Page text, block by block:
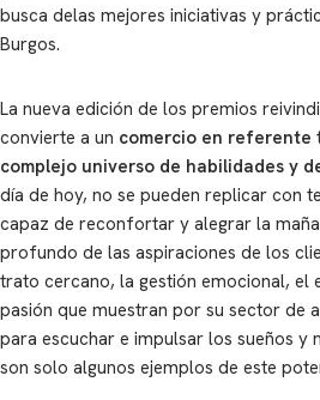
busca delas mejores iniciativas y
Burgos.
La nueva edición de los premios
convierte a un comercio en referente
complejo universo de habilidades y
día de hoy, no se pueden replicar con
capaz de reconfortar y alegrar la
profundo de las aspiraciones de los
trato cercano, la gestión emocional, el
pasión que muestran por su sector de
para escuchar e impulsar los sueños y
son solo algunos ejemplos de este